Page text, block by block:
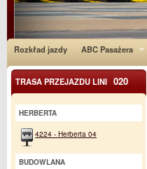
Rozkład jazdy ABC Pasażera
TRASA PRZEJAZDU LINI 020
HERBERTA
4224 - Herberta 04
BUDOWLANA